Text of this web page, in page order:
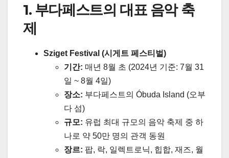
1. 부다페스트의 대표 음악 축
제
Sziget Festival (시게트 페스티벌)
기간: 매년 8월 초 (2024년 기준: 7월 31
일 ~ 8월 4일)
장소: 부다페스트의 Óbuda Island (오부
다 섬)
규모: 유럽 최대 규모의 음악 축제 중 하
나로 약 50만 명의 관객 동원
장르: 팝, 락, 일렉트로닉, 힙합, 재즈, 월